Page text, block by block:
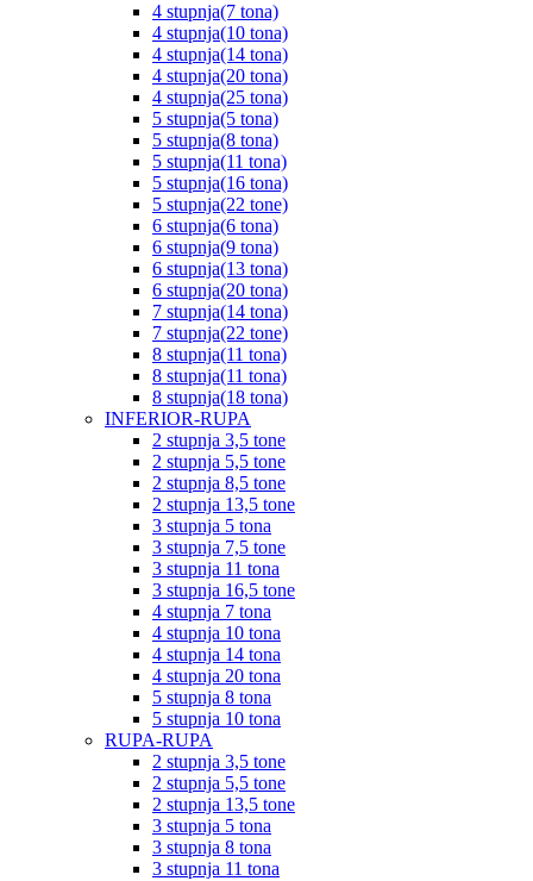
4 stupnja(7 tona)
4 stupnja(10 tona)
4 stupnja(14 tona)
4 stupnja(20 tona)
4 stupnja(25 tona)
5 stupnja(5 tona)
5 stupnja(8 tona)
5 stupnja(11 tona)
5 stupnja(16 tona)
5 stupnja(22 tone)
6 stupnja(6 tona)
6 stupnja(9 tona)
6 stupnja(13 tona)
6 stupnja(20 tona)
7 stupnja(14 tona)
7 stupnja(22 tone)
8 stupnja(11 tona)
8 stupnja(11 tona)
8 stupnja(18 tona)
INFERIOR-RUPA
2 stupnja 3,5 tone
2 stupnja 5,5 tone
2 stupnja 8,5 tone
2 stupnja 13,5 tone
3 stupnja 5 tona
3 stupnja 7,5 tone
3 stupnja 11 tona
3 stupnja 16,5 tone
4 stupnja 7 tona
4 stupnja 10 tona
4 stupnja 14 tona
4 stupnja 20 tona
5 stupnja 8 tona
5 stupnja 10 tona
RUPA-RUPA
2 stupnja 3,5 tone
2 stupnja 5,5 tone
2 stupnja 13,5 tone
3 stupnja 5 tona
3 stupnja 8 tona
3 stupnja 11 tona